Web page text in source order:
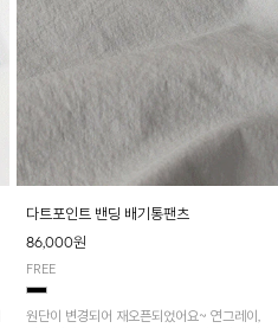
다트포인트 밴딩 배기통팬츠
86,000원
FREE
원단이 변경되어 재오픈되었어요~ 연그레이,